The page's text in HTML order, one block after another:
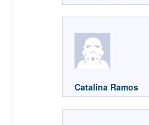
Catalina Ramos